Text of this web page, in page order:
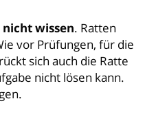
nicht wissen. Ratten
vor Prüfungen, für die
sich auch die Ratte
nicht lösen kann.